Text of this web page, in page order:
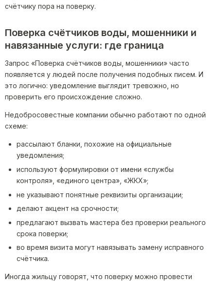
счётчику пора на поверку.
Поверка счётчиков воды, мошенники и
навязанные услуги: где граница
Запрос «Поверка счётчиков воды, мошенники» часто
появляется у людей после получения подобных писем. И
это логично: уведомление выглядит тревожно, но
проверить его происхождение сложно.
Недобросовестные компании обычно работают по одной
схеме:
рассылают бланки, похожие на официальные
уведомления;
используют формулировки от имени «службы
контроля», «единого центра», «ЖКХ»;
не указывают понятные реквизиты организации;
делают акцент на срочности;
предлагают вызвать мастера без проверки реального
срока поверки;
во время визита могут навязывать замену исправного
счётчика.
Иногда жильцу говорят, что поверку можно провести